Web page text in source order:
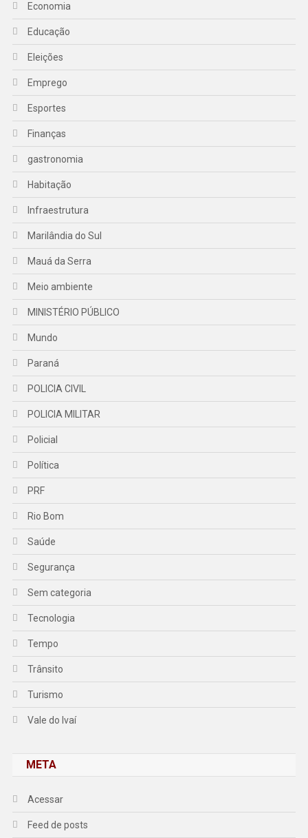
Economia
Educação
Eleições
Emprego
Esportes
Finanças
gastronomia
Habitação
Infraestrutura
Marilândia do Sul
Mauá da Serra
Meio ambiente
MINISTÉRIO PÚBLICO
Mundo
Paraná
POLICIA CIVIL
POLICIA MILITAR
Policial
Política
PRF
Rio Bom
Saúde
Segurança
Sem categoria
Tecnologia
Tempo
Trânsito
Turismo
Vale do Ivaí
META
Acessar
Feed de posts